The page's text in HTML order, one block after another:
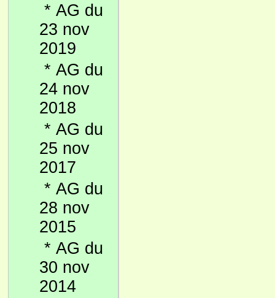
* AG du
23 nov
2019
* AG du
24 nov
2018
* AG du
25 nov
2017
* AG du
28 nov
2015
* AG du
30 nov
2014